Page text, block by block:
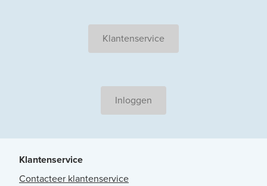
Klantenservice
Inloggen
Klantenservice
Contacteer klantenservice